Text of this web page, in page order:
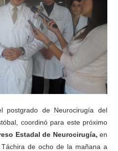
postgrado de Neurocirugía del
coordinó para este próximo
Estadal de Neurocirugía, en
de ocho de la mañana a